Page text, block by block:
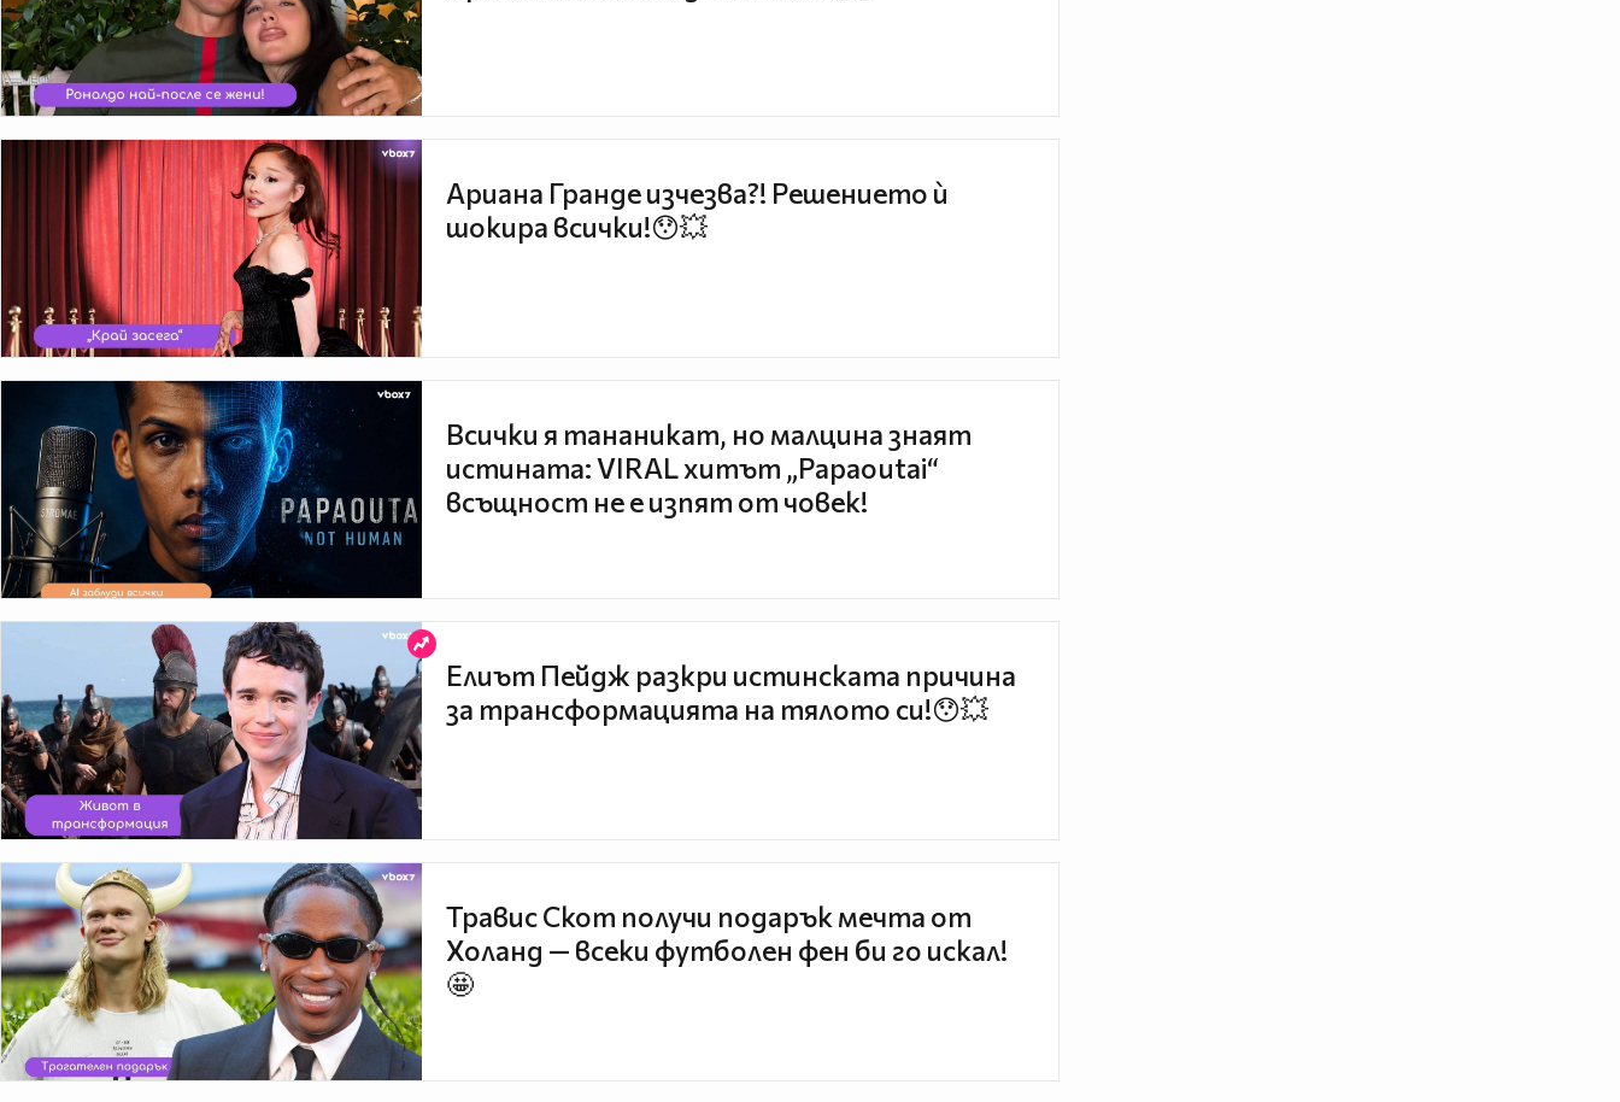
Ариана Гранде изчезва?! Решението ѝ
шокира всички!😯💥
Всички я тананикат, но малцина знаят
истината: VIRAL хитът „Papaoutai“
всъщност не е изпят от човек!
Елиът Пейдж разкри истинската причина
за трансформацията на тялото си!😯💥
Травис Скот получи подарък мечта от
Холанд — всеки футболен фен би го искал!
🤩